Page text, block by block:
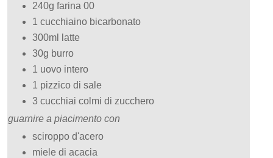
240g farina 00
1 cucchiaino bicarbonato
300ml latte
30g burro
1 uovo intero
1 pizzico di sale
3 cucchiai colmi di zucchero
guarnire a piacimento con
sciroppo d'acero
miele di acacia